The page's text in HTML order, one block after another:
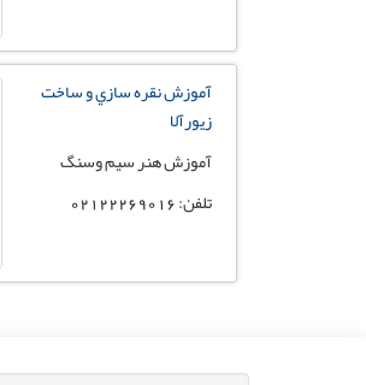
آموزش نقره سازي و ساخت
زيورآلا
آموزش هنر سيم وسنگ
تلفن: 02122269016